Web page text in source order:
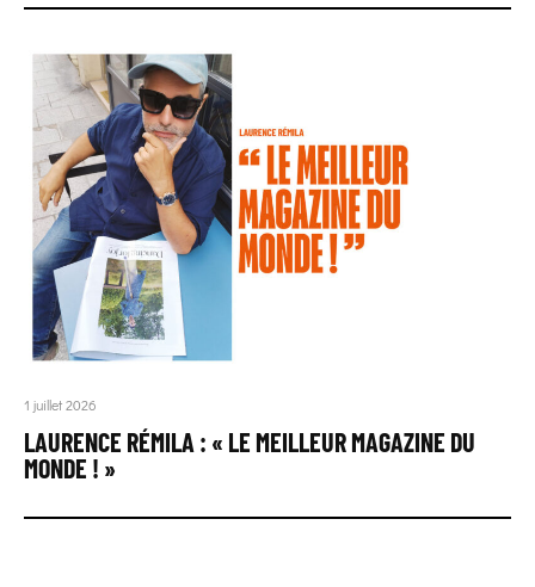
1 juillet 2026
LAURENCE RÉMILA : « LE MEILLEUR MAGAZINE DU
MONDE ! »